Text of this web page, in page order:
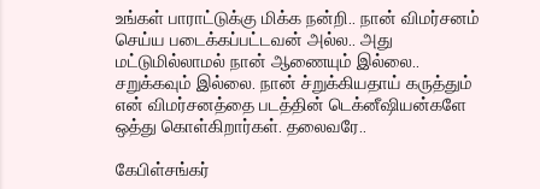
உங்கள் பாராட்டுக்கு மிக்க நன்றி.. நான் விமர்சனம்
செய்ய படைக்கப்பட்டவன் அல்ல.. அது
மட்டுமில்லாமல் நான் ஆணையும் இல்லை..
சறுக்கவும் இல்லை. நான் ச்றுக்கியதாய் கருத்தும்
என் விமர்சனத்தை படத்தின் டெக்னீஷியன்களே
ஒத்து கொள்கிறார்கள். தலைவரே..
கேபிள்சங்கர்